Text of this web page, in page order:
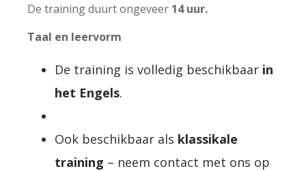
De training duurt ongeveer 14 uur.
Taal en leervorm
De training is volledig beschikbaar in
het Engels.
Ook beschikbaar als klassikale
training – neem contact met ons op